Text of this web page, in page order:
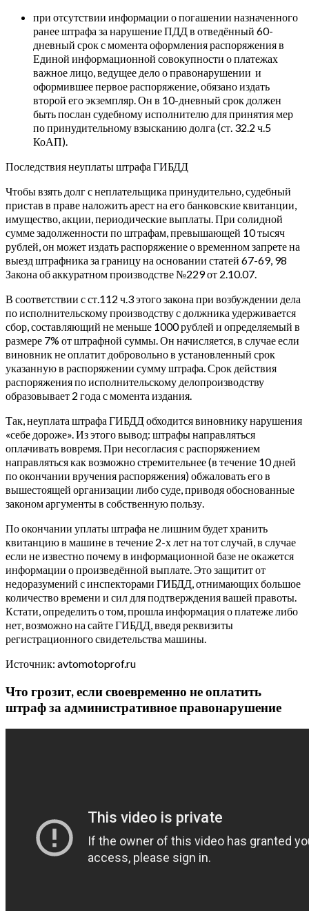
при отсутствии информации о погашении назначенного
ранее штрафа за нарушение ПДД в отведённый 60-
дневный срок с момента оформления распоряжения в
Единой информационной совокупности о платежах
важное лицо, ведущее дело о правонарушении и
оформившее первое распоряжение, обязано издать
второй его экземпляр. Он в 10-дневный срок должен
быть послан судебному исполнителю для принятия мер
по принудительному взысканию долга (ст. 32.2 ч.5
КоАП).
Последствия неуплаты штрафа ГИБДД
Чтобы взять долг с неплательщика принудительно, судебный
пристав в праве наложить арест на его банковские квитанции,
имущество, акции, периодические выплаты. При солидной
сумме задолженности по штрафам, превышающей 10 тысяч
рублей, он может издать распоряжение о временном запрете на
выезд штрафника за границу на основании статей 67-69, 98
Закона об аккуратном производстве №229 от 2.10.07.
В соответствии с ст.112 ч.3 этого закона при возбуждении дела
по исполнительскому производству с должника удерживается
сбор, составляющий не меньше 1000 рублей и определяемый в
размере 7% от штрафной суммы. Он начисляется, в случае если
виновник не оплатит добровольно в установленный срок
указанную в распоряжении сумму штрафа. Срок действия
распоряжения по исполнительскому делопроизводству
образовывает 2 года с момента издания.
Так, неуплата штрафа ГИБДД обходится виновнику нарушения
«себе дороже». Из этого вывод: штрафы направляться
оплачивать вовремя. При несогласия с распоряжением
направляться как возможно стремительнее (в течение 10 дней
по окончании вручения распоряжения) обжаловать его в
вышестоящей организации либо суде, приводя обоснованные
законом аргументы в собственную пользу.
По окончании уплаты штрафа не лишним будет хранить
квитанцию в машине в течение 2-х лет на тот случай, в случае
если не известно почему в информационной базе не окажется
информации о произведённой выплате. Это защитит от
недоразумений с инспекторами ГИБДД, отнимающих большое
количество времени и сил для подтверждения вашей правоты.
Кстати, определить о том, прошла информация о платеже либо
нет, возможно на сайте ГИБДД, введя реквизиты
регистрационного свидетельства машины.
Источник: avtomotoprof.ru
Что грозит, если своевременно не оплатить
штраф за административное правонарушение